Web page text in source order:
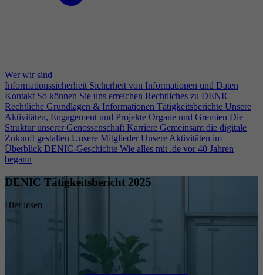
Wer wir sind
Informationssicherheit Sicherheit von Informationen und Daten
Kontakt So können Sie uns erreichen Rechtliches zu DENIC
Rechtliche Grundlagen & Informationen Tätigkeitsberichte Unsere
Aktivitäten, Engagement und Projekte Organe und Gremien Die
Struktur unserer Genossenschaft Karriere Gemeinsam die digitale
Zukunft gestalten Unsere Mitglieder Unsere Aktivitäten im
Überblick DENIC-Geschichte Wie alles mit .de vor 40 Jahren
begann
DENIC Tätigkeitsbericht 2025
Hier lesen